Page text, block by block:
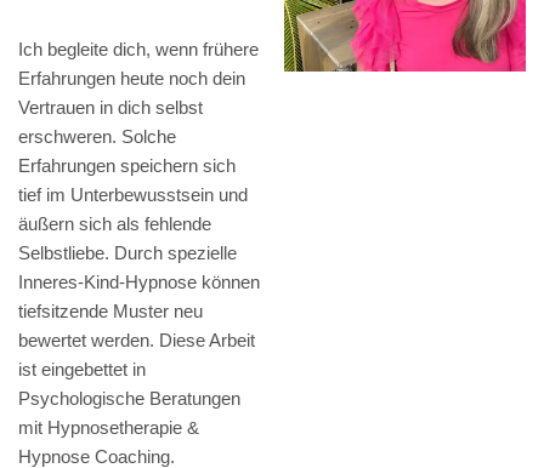
Ich begleite dich, wenn frühere
Erfahrungen heute noch dein
Vertrauen in dich selbst
erschweren. Solche
Erfahrungen speichern sich
tief im Unterbewusstsein und
äußern sich als fehlende
Selbstliebe. Durch spezielle
Inneres-Kind-Hypnose können
tiefsitzende Muster neu
bewertet werden. Diese Arbeit
ist eingebettet in
Psychologische Beratungen
mit Hypnosetherapie &
Hypnose Coaching.